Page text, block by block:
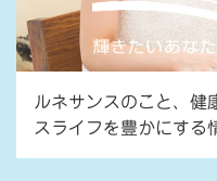
ルネサンスのこと、健
スライフを豊かにする